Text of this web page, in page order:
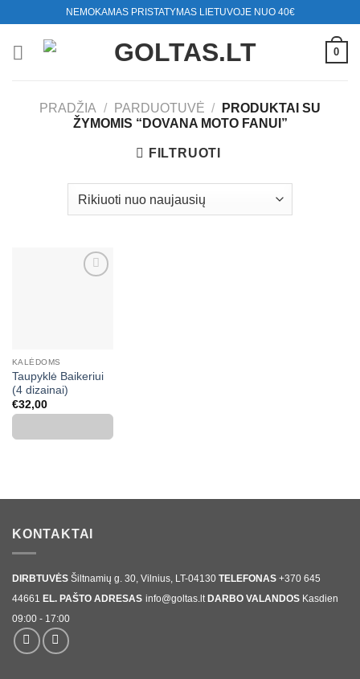
content
NEMOKAMAS PRISTATYMAS LIETUVOJE NUO 40€
0
PRADŽIA / PARDUOTUVĖ /
PRODUKTAI SU
ŽYMOMIS “DOVANA MOTO FANUI”
FILTRUOTI
KALĖDOMS
Taupyklė Baikeriui
(4 dizainai)
€32,00
KONTAKTAI
DIRBTUVĖS Šiltnamių g. 30, Vilnius, LT-04130 TELEFONAS +370 645
44661 EL. PAŠTO ADRESAS info@goltas.lt DARBO VALANDOS Kasdien
09:00 - 17:00